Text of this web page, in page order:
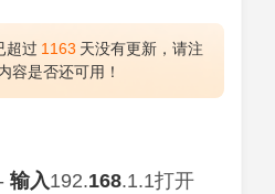
超过 1163 天没有更新，请注
容是否还可用！
输入192.168.1.1打开